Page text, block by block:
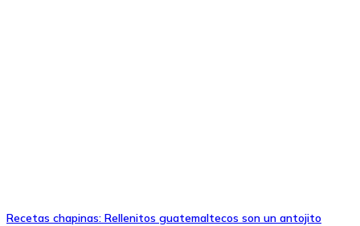
Recetas chapinas: Rellenitos guatemaltecos son un antojito